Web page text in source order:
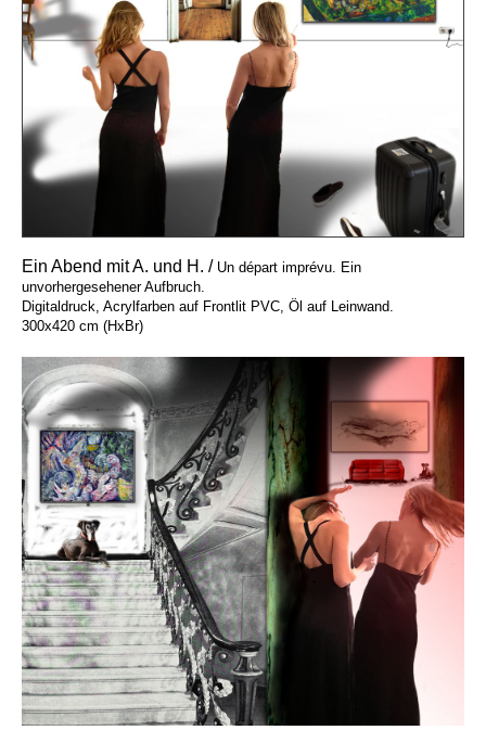
Ein Abend mit A. und H. / Un départ imprévu. Ein
unvorhergesehener Aufbruch.
Digitaldruck, Acrylfarben auf Frontlit PVC, Öl auf Leinwand.
300x420 cm (HxBr)